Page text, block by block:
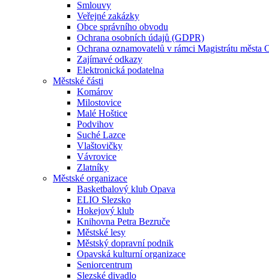
Smlouvy
Veřejné zakázky
Obce správního obvodu
Ochrana osobních údajů (GDPR)
Ochrana oznamovatelů v rámci Magistrátu města
Zajímavé odkazy
Elektronická podatelna
Městské části
Komárov
Milostovice
Malé Hoštice
Podvihov
Suché Lazce
Vlaštovičky
Vávrovice
Zlatníky
Městské organizace
Basketbalový klub Opava
ELIO Slezsko
Hokejový klub
Knihovna Petra Bezruče
Městské lesy
Městský dopravní podnik
Opavská kulturní organizace
Seniorcentrum
Slezské divadlo